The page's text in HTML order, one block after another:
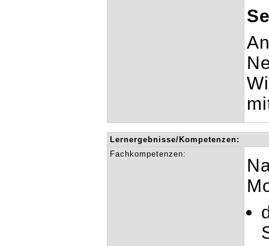
Lernergebnisse/Kompetenzen:
Fachkompetenzen: